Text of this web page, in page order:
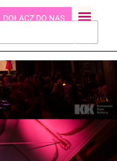
DOŁĄCZ DO NAS